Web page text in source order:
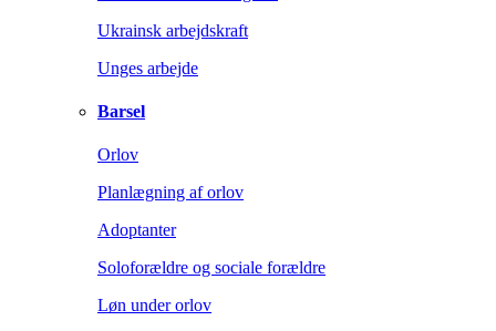
Ukrainsk arbejdskraft
Unges arbejde
Barsel
Orlov
Planlægning af orlov
Adoptanter
Soloforældre og sociale forældre
Løn under orlov